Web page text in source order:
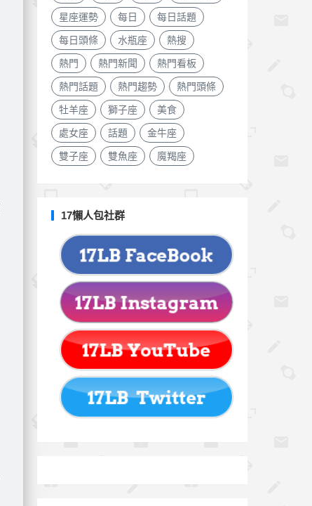
星座運勢 每日 每日話題
每日頭條 水瓶座 熱搜
熱門 熱門新聞 熱門看板
熱門話題 熱門趨勢 熱門頭條
牡羊座 獅子座 美食
處女座 話題 金牛座
雙子座 雙魚座 魔羯座
17懶人包社群